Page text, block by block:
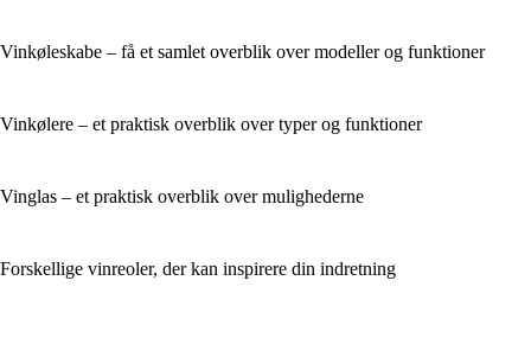
Vinkøleskabe – få et samlet overblik over modeller og funktioner
Vinkølere – et praktisk overblik over typer og funktioner
Vinglas – et praktisk overblik over mulighederne
Forskellige vinreoler, der kan inspirere din indretning